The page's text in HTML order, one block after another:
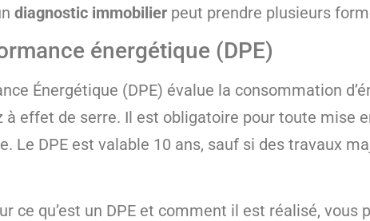
diagnostic immobilier peut prendre plusieurs
énergétique (DPE)
Énergétique (DPE) évalue la consommation
à effet de serre. Il est obligatoire pour toute mise
Le DPE est valable 10 ans, sauf si des travaux
ce qu’est un DPE et comment il est réalisé, vous